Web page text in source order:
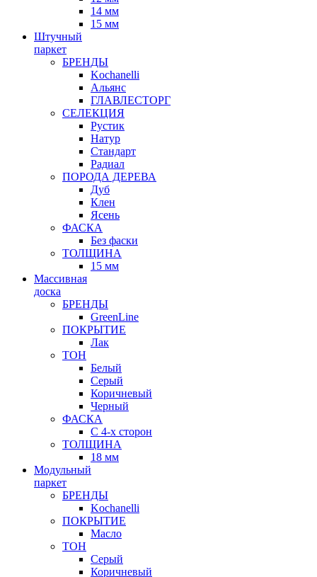
14 мм
15 мм
Штучный
паркет
БРЕНДЫ
Kochanelli
Альянс
ГЛАВЛЕСТОРГ
СЕЛЕКЦИЯ
Рустик
Натур
Стандарт
Радиал
ПОРОДА ДЕРЕВА
Дуб
Клен
Ясень
ФАСКА
Без фаски
ТОЛЩИНА
15 мм
Массивная
доска
БРЕНДЫ
GreenLine
ПОКРЫТИЕ
Лак
ТОН
Белый
Серый
Коричневый
Черный
ФАСКА
С 4-х сторон
ТОЛЩИНА
18 мм
Модульный
паркет
БРЕНДЫ
Kochanelli
ПОКРЫТИЕ
Масло
ТОН
Серый
Коричневый